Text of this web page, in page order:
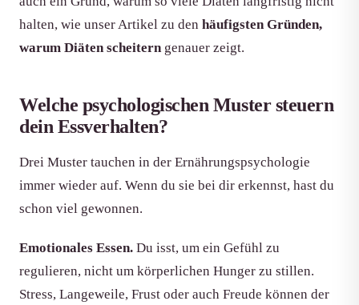
halten, wie unser Artikel zu den häufigsten Gründen,
warum Diäten scheiterngenauer zeigt.
Welche psychologischen Muster steuern
dein Essverhalten?
Drei Muster tauchen in der Ernährungspsychologie
immer wieder auf. Wenn du sie bei dir erkennst, hast du
schon viel gewonnen.
Emotionales Essen. Du isst, um ein Gefühl zu
regulieren, nicht um körperlichen Hunger zu stillen.
Stress, Langeweile, Frust oder auch Freude können der